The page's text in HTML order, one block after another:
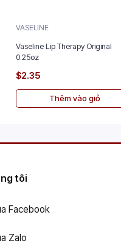
VASELINE
Vaseline Lip Therapy Original
0.25oz
$2.35
Thêm vào giỏ
tôi
Facebook
Zalo